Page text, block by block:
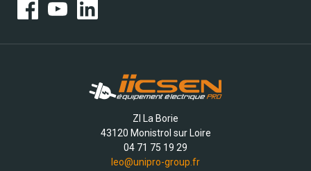
ZI La Borie
43120 Monistrol sur Loire
04 71 75 19 29
leo@unipro-group.fr